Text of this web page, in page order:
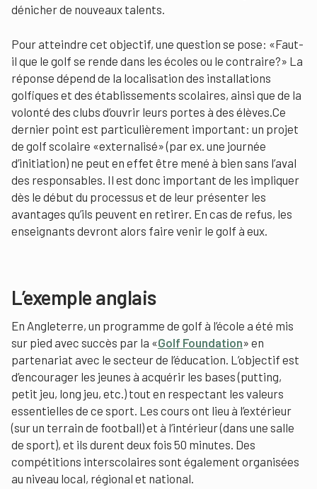
dénicher de nouveaux talents.
Pour atteindre cet objectif, une question se pose: «Faut-
il que le golf se rende dans les écoles ou le contraire?» La
réponse dépend de la localisation des installations
golfiques et des établissements scolaires, ainsi que de la
volonté des clubs d’ouvrir leurs portes à des élèves.Ce
dernier point est particulièrement important: un projet
de golf scolaire «externalisé» (par ex. une journée
d’initiation) ne peut en effet être mené à bien sans l’aval
des responsables. Il est donc important de les impliquer
dès le début du processus et de leur présenter les
avantages qu’ils peuvent en retirer. En cas de refus, les
enseignants devront alors faire venir le golf à eux.
L’exemple anglais
En Angleterre, un programme de golf à l’école a été mis
sur pied avec succès par la «Golf Foundation» en
partenariat avec le secteur de l’éducation. L’objectif est
d’encourager les jeunes à acquérir les bases (putting,
petit jeu, long jeu, etc.) tout en respectant les valeurs
essentielles de ce sport. Les cours ont lieu à l’extérieur
(sur un terrain de football) et à l’intérieur (dans une salle
de sport), et ils durent deux fois 50 minutes. Des
compétitions interscolaires sont également organisées
au niveau local, régional et national.